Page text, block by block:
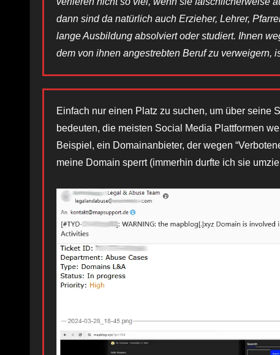
dann sind da natürlich auch Erzieher, Lehrer,
lange Ausbildung absolviert oder studiert. Ihnen
dem von ihnen angestrebten Beruf zu verweigern,
Einfach nur einen Platz zu suchen, um über seine
bedeuten, die meisten Social Media Plattformen
Beispiel, ein Domainanbieter, der wegen
meine Domain sperrt (immerhin durfte ich sie